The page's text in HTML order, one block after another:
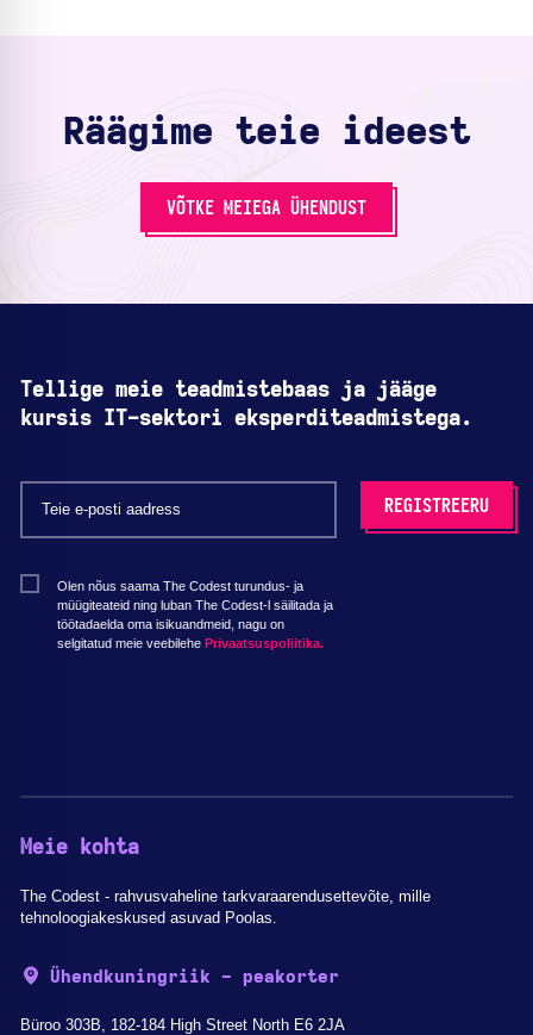
Räägime teie ideest
VÕTKE MEIEGA ÜHENDUST
Tellige meie teadmistebaas ja jääge
kursis IT-sektori eksperditeadmistega.
Olen nõus saama The Codest turundus- ja
müügiteateid ning luban The Codest-l säilitada ja
töötadaelda oma isikuandmeid, nagu on
selgitatud meie veebilehe Privaatsuspoliitika.
Meie kohta
The Codest - rahvusvaheline tarkvaraarendusettevõte, mille
tehnoloogiakeskused asuvad Poolas.
Ühendkuningriik - peakorter
Büroo 303B, 182-184 High Street North E6 2JA